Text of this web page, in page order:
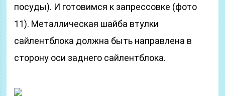
посуды). И готовимся к запрессовке (фото
11). Металлическая шайба втулки
сайлентблока должна быть направлена в
сторону оси заднего сайлентблока.